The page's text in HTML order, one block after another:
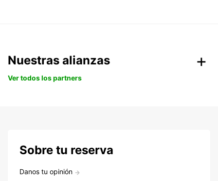
Nuestras alianzas
Ver todos los partners
Sobre tu reserva
Danos tu opinión